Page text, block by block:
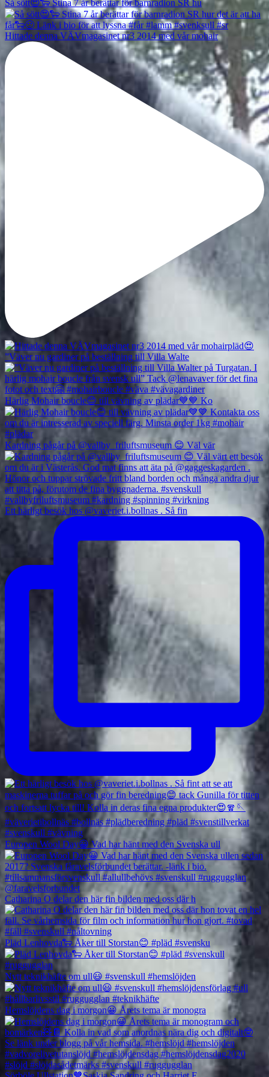
Så sött😍🐑 Stina 7 år berättar för barnradion SR hu
Hittade denna VÄVmagasinet nr3 2014 med vår mohair
”Väver nu gardiner på beställning till Villa Walte
Härlig Mohair boucle😊 till vävning av plädar💙💙 Ko
Kardning pågår på @vallby_friluftsmuseum 😊 Väl vär
Ett härligt besök hos @vaveriet.i.bollnas . Så fin
Europen Wool Day😀 Vad har hänt med den Svenska ull
Catharina O delar den här fin bilden med oss där h
Pläd Lenhovda🐑 Åker till Storstan😊 #pläd #svensku
Nytt teknikhäfte om ull😃 #svenskull #hemslöjden
Hemslöjdens dag i morgon😀 Årets tema är monogra